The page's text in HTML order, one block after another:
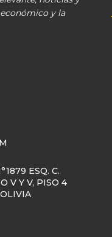
y la
ESQ. C.
V Y V, PISO 4